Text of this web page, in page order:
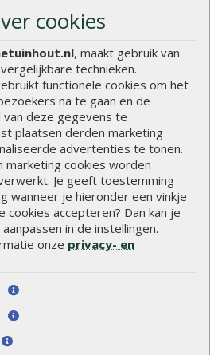
cookies
, maakt gebruik van
technieken.
functionele cookies om het
na te gaan en de
deze gegevens te
plaatsen derden marketing
advertenties te tonen.
marketing cookies worden
Je geeft toestemming
wanneer je hieronder een vinkje
cookies accepteren? Dan kan je
in de instellingen.
onze privacy- en
Tuinscherm aanbieding
21-planks grenen 180 x 180
cm recht
Tuinscherm aanbieding 21-
planks is hét te gebruiken
scherm i..
€ 77,95 € 89,95